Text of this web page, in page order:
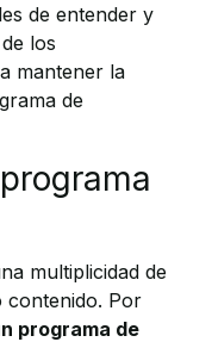
de entender y
los
mantener la
de
multiplicidad de
contenido. Por
programa de